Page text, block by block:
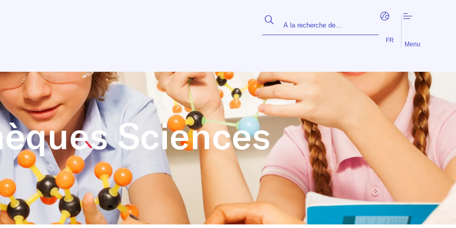
FR
EN
Menu
Sciences